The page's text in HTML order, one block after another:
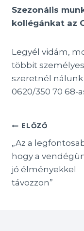
Szezonális
kollégánkat az
Legyél vidám,
többit
szeretnél
0620/350 70 68-
Bejegyzés
navigáció
ELŐZŐ
„Az a
hogy a
jó élményekkel
távozzon”